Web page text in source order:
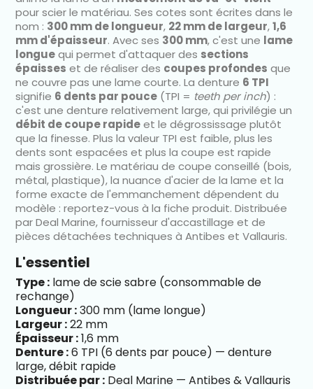
pour scier le matériau. Ses cotes sont écrites dans le
nom : 300 mm de longueur, 22 mm de largeur,1,6
mm d'épaisseur. Avec ses 300 mm, c'est une lame
longuequi permet d'attaquer des sections
épaisses et de réaliser des coupes profondes que
ne couvre pas une lame courte. La denture 6 TPI
signifie 6 dents par pouce (TPI = teeth per inch) :
c'est une denture relativement large, qui privilégie un
débit de coupe rapideet le dégrossissage plutôt
que la finesse. Plus la valeur TPI est faible, plus les
dents sont espacées et plus la coupe est rapide
mais grossière. Le matériau de coupe conseillé (bois,
métal, plastique), la nuance d'acier de la lame et la
forme exacte de l'emmanchement dépendent du
modèle : reportez-vous à la fiche produit. Distribuée
par Deal Marine, fournisseur d'accastillage et de
pièces détachées techniques à Antibes et Vallauris.
L'essentiel
Type : lame de scie sabre (consommable de
rechange)
Longueur :300 mm (lame longue)
Largeur :22 mm
Épaisseur :1,6 mm
Denture :6 TPI (6 dents par pouce) — denture
large, débit rapide
Distribuée par : Deal Marine — Antibes & Vallauris